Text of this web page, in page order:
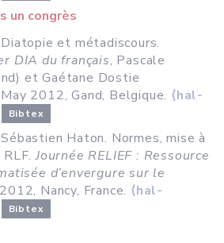
un congrès
et métadiscours.
DIA du français, Pascale
et Gaétane Dostie
2012, Gand, Belgique. ⟨hal-
Bibtex
Haton. Normes, mise à
RLF.Journée RELIEF : Ressource
d’envergure sur le
Nancy, France. ⟨hal-
Bibtex